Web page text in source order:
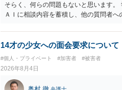
そらく、何らの問題もないと思います
ＡＩに相談内容を蓄積し、他の質問者
ので、その情報自体が、秘密情報に当
中傷の不特定多数への公開に当たると
して書き込んだとしても）、相談者さ
参考まで。
14才の少女への面会要求について
#個人・プライベート #加害者 #被害者
2026年8月4日